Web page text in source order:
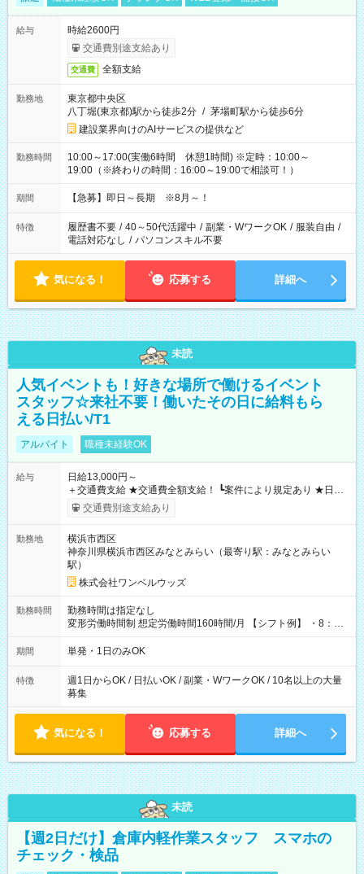
給与
時給2600円
交通費別途支給あり
交通費 全額支給
勤務地
東京都中央区
八丁堀(東京都)駅から徒歩2分 / 茅場町駅から徒歩6分
建設業界向けのAIサービスの提供など
勤務時間
10:00～17:00(実働6時間 休憩1時間) ※定時：10:00～
19:00（※終わりの時間：16:00～19:00で相談可！）
期間 【急募】即日～長期 ※8月～！
特徴 履歴書不要 / 40～50代活躍中 / 副業・WワークOK / 服装自由 /
電話対応なし / パソコンスキル不要
気になる！ 応募する 詳細へ
未読
人気イベントも！好きな場所で働けるイベント
スタッフ☆来社不要！働いたその日に給料もら
える日払い/T1
アルバイト 職種未経験OK
給与
日給13,000円～
＋交通費支給 ★交通費全額支給！ ┗案件により規定あり ★日払
いOK！（規定あり） ┗働いたその日に現金GET♪ お仕事後はコ
ンビニATMから 日払い分を引き落とせます！ 【試用期間】試
交通費別途支給あり
勤務地
横浜市西区
神奈川県横浜市西区みなとみらい（最寄り駅：みなとみらい
駅）
株式会社ワンベルウッズ
勤務時間
勤務時間は指定なし
変形労働時間制 想定労働時間160時間/月 【シフト例】 ・8：00
～21：00
期間 単発・1日のみOK
特徴
週1日からOK / 日払いOK / 副業・WワークOK / 10名以上の大量
募集
気になる！ 応募する 詳細へ
未読
【週2日だけ】倉庫内軽作業スタッフ スマホの
チェック・検品